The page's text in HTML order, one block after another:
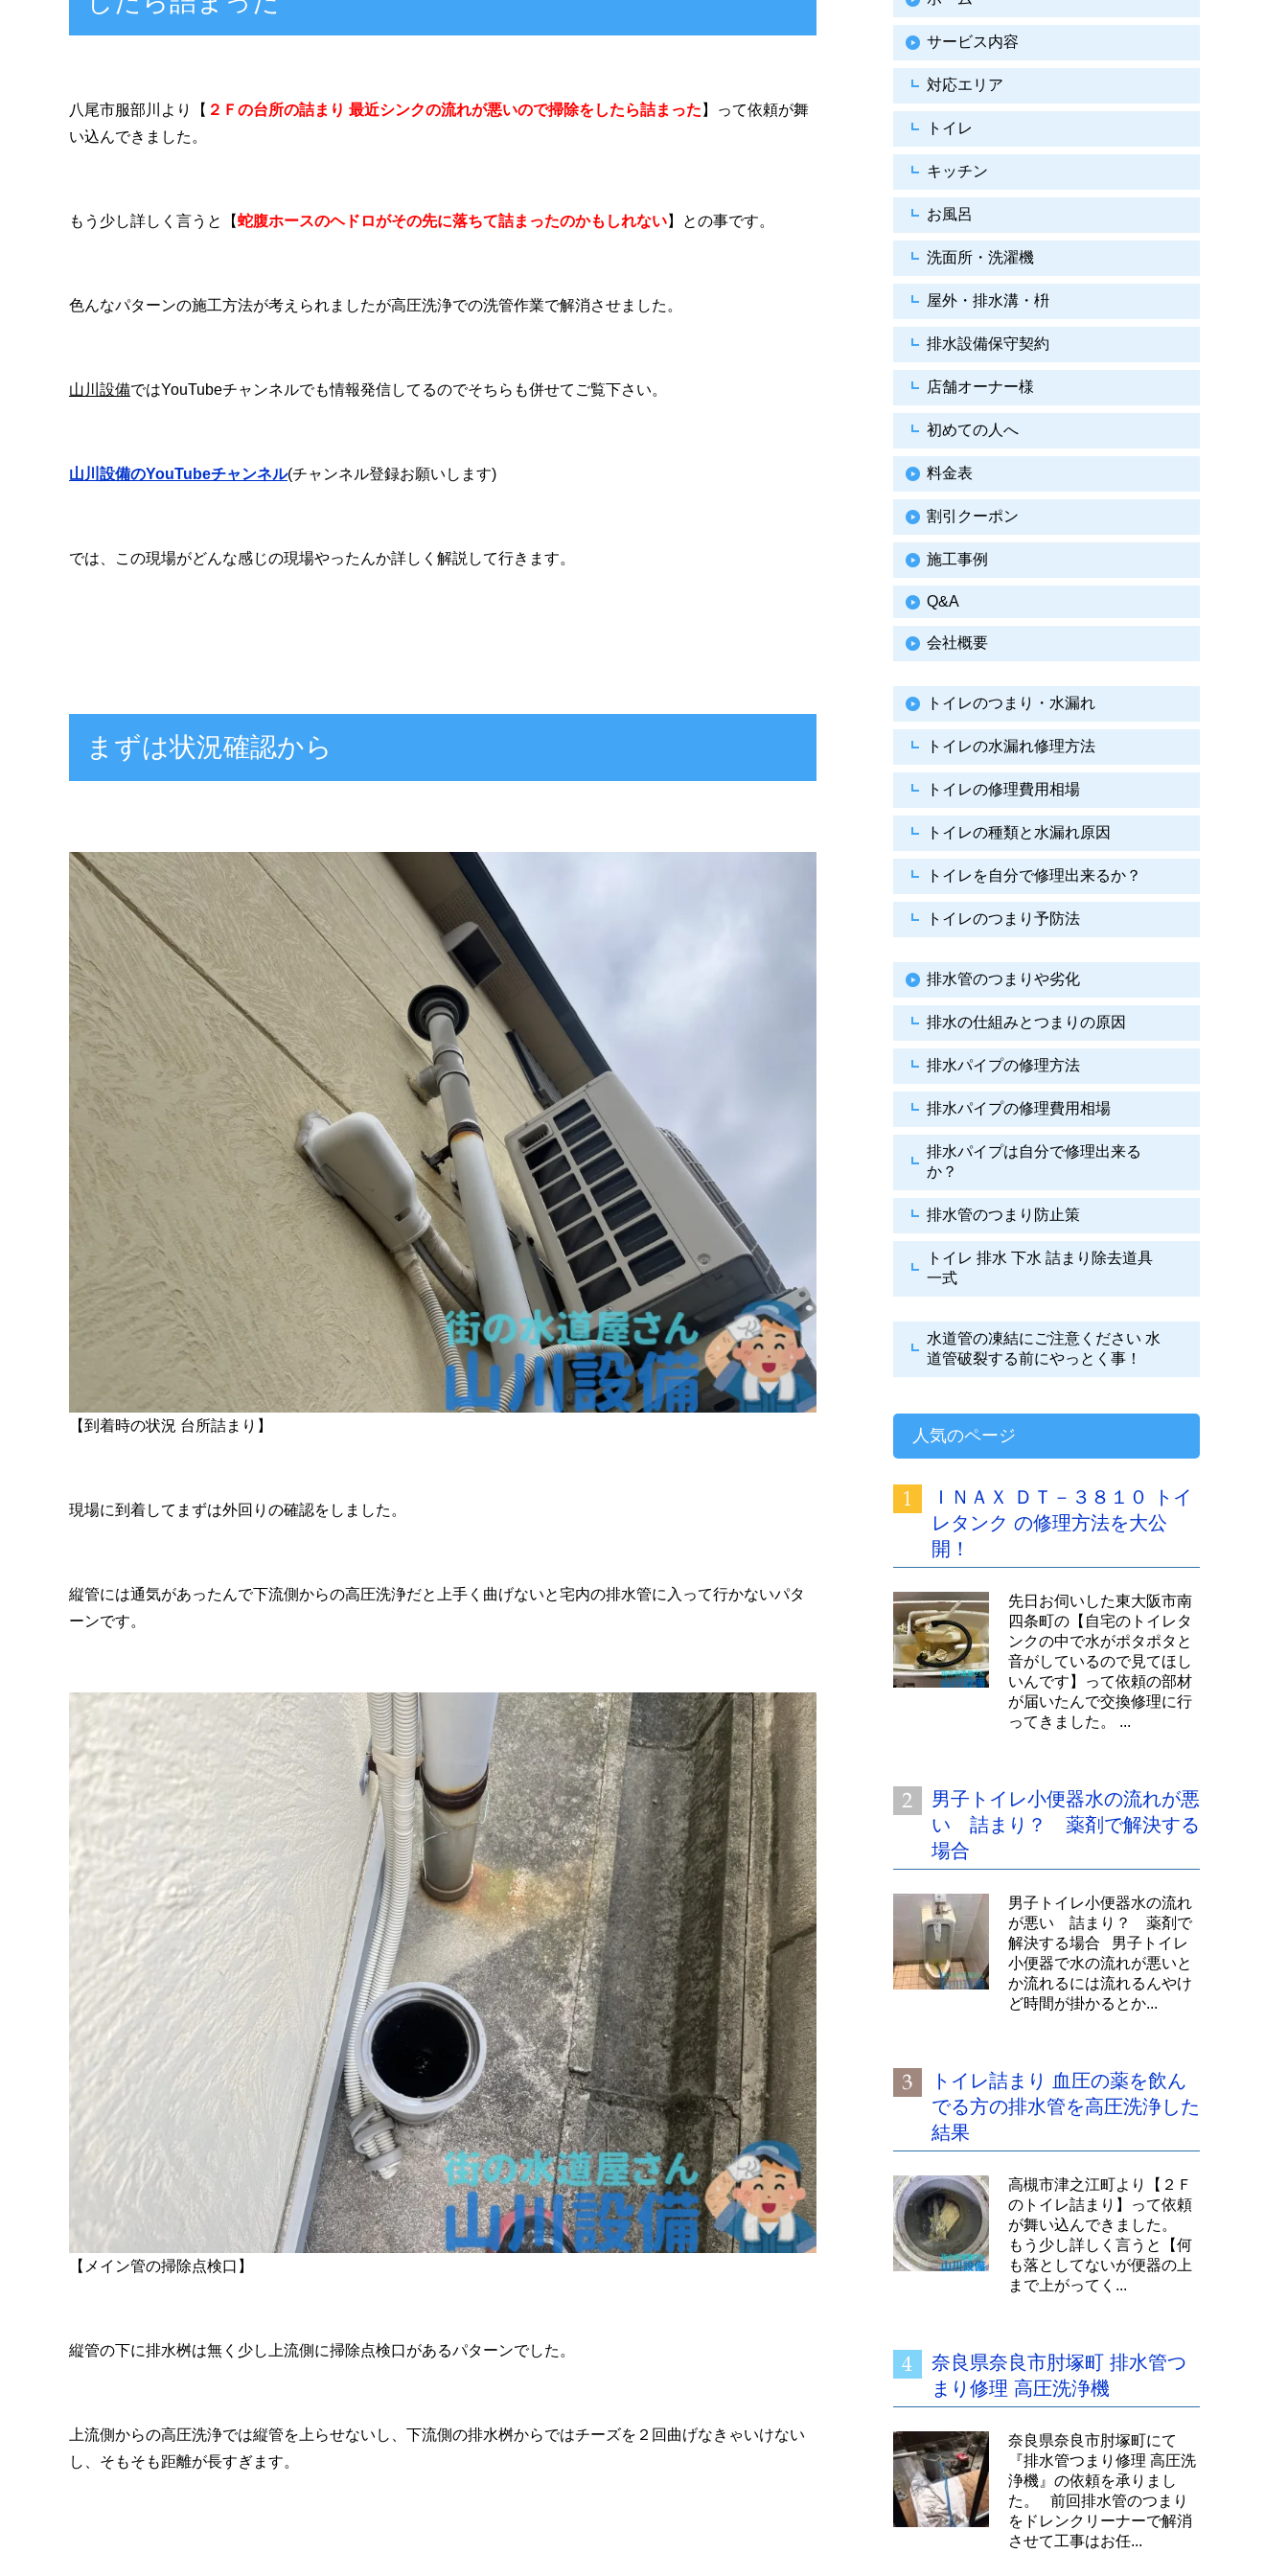
八尾市服部川より【 ２Ｆの台所の詰まり 最近シンクの流れが悪いので掃除をしたら詰まった 】って依頼が舞
い込んできました。
もう少し詳しく言うと【蛇腹ホースのヘドロがその先に落ちて詰まったのかもしれない】との事です。
色んなパターンの施工方法が考えられましたが高圧洗浄での洗管作業で解消させました。
山川設備ではYouTubeチャンネルでも情報発信してるのでそちらも併せてご覧下さい。
山川設備のYouTubeチャンネル(チャンネル登録お願いします)
では、この現場がどんな感じの現場やったんか詳しく解説して行きます。
まずは状況確認から
【到着時の状況 台所詰まり】
現場に到着してまずは外回りの確認をしました。
縦管には通気があったんで下流側からの高圧洗浄だと上手く曲げないと宅内の排水管に入って行かないパタ
ーンです。
【メイン管の掃除点検口】
縦管の下に排水桝は無く少し上流側に掃除点検口があるパターンでした。
上流側からの高圧洗浄では縦管を上らせないし、下流側の排水桝からではチーズを２回曲げなきゃいけない
し、そもそも距離が長すぎます。
サービス内容
対応エリア
トイレ
キッチン
お風呂
洗面所・洗濯機
屋外・排水溝・枡
排水設備保守契約
店舗オーナー様
初めての人へ
料金表
割引クーポン
施工事例
Q&A
会社概要
トイレのつまり・水漏れ
トイレの水漏れ修理方法
トイレの修理費用相場
トイレの種類と水漏れ原因
トイレを自分で修理出来るか？
トイレのつまり予防法
排水管のつまりや劣化
排水の仕組みとつまりの原因
排水パイプの修理方法
排水パイプの修理費用相場
排水パイプは自分で修理出来る
か？
排水管のつまり防止策
トイレ 排水 下水 詰まり除去道具
一式
水道管の凍結にご注意ください 水
道管破裂する前にやっとく事！
人気のページ
ＩＮＡＸ ＤＴ－３８１０ トイ
レタンク の修理方法を大公
開！
先日お伺いした東大阪市南
四条町の【自宅のトイレタ
ンクの中で水がポタポタと
音がしているので見てほし
いんです】って依頼の部材
が届いたんで交換修理に行
ってきました。 ...
男子トイレ小便器水の流れが悪
い 詰まり？ 薬剤で解決する
場合
男子トイレ小便器水の流れ
が悪い 詰まり？ 薬剤で
解決する場合 男子トイレ
小便器で水の流れが悪いと
か流れるには流れるんやけ
ど時間が掛かるとか...
トイレ詰まり 血圧の薬を飲ん
でる方の排水管を高圧洗浄した
結果
高槻市津之江町より【２Ｆ
のトイレ詰まり】って依頼
が舞い込んできました。
もう少し詳しく言うと【何
も落としてないが便器の上
まで上がってく...
奈良県奈良市肘塚町 排水管つ
まり修理 高圧洗浄機
奈良県奈良市肘塚町にて
『排水管つまり修理 高圧洗
浄機』の依頼を承りまし
た。 前回排水管のつまり
をドレンクリーナーで解消
させて工事はお任...